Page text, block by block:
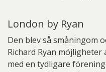
London by Ryan
Den blev så småningom
Richard Ryan
med en tydligare